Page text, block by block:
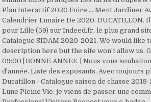
Plan Interactif 2020 Foire … Ment Jardiner
Calendrier Lunaire De 2020. DUCATILLON.
pour Lille (59) sur Indeed.fr, le plus grand
Catalogue SIDAM 2020-2021. We would like
description here but the site won’t allow us.
09:00 [BONNE ANNEE ] Nous vous
d'année. Liste des exposants. Avec toujours
Ducatillon - Catalogue saison de chasse
Lune Pleine Vie. je viens de passer une